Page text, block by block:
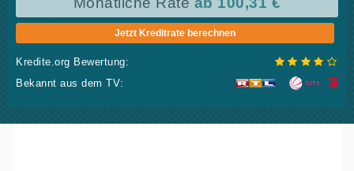
Jetzt Kreditrate berechnen
Kredite.org Bewertung:
Bekannt aus dem TV: